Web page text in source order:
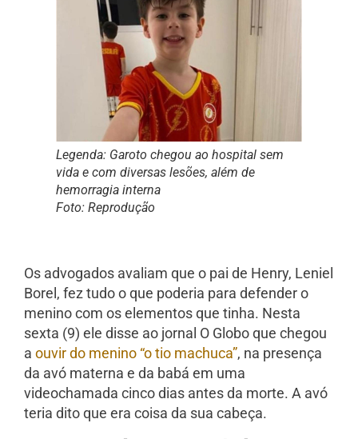
Legenda: Garoto chegou ao hospital sem
vida e com diversas lesões, além de
hemorragia interna
Foto: Reprodução
Os advogados avaliam que o pai de Henry, Leniel
Borel, fez tudo o que poderia para defender o
menino com os elementos que tinha. Nesta
sexta (9) ele disse ao jornal O Globo que chegou
a ouvir do menino “o tio machuca”, na presença
da avó materna e da babá em uma
videochamada cinco dias antes da morte. A avó
teria dito que era coisa da sua cabeça.